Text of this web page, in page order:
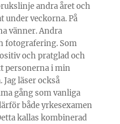
andra året och
under veckorna. På
vänner. Andra
fotografering. Som
och pratglad och
personerna i min
läser också
gång som vanliga
både yrkesexamen
kallas kombinerad